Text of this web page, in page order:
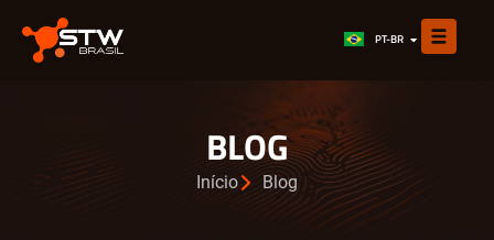
PT-BR
ES
BLOG
Início Blog